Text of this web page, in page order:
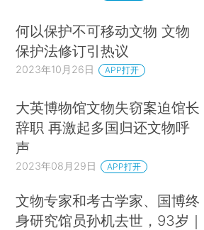
何以保护不可移动文物 文物
保护法修订引热议
2023年10月26日 APP打开
大英博物馆文物失窃案迫馆长
辞职 再激起多国归还文物呼
声
2023年08月29日 APP打开
文物专家和考古学家、国博终
身研究馆员孙机去世，93岁｜